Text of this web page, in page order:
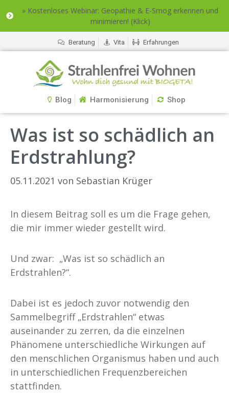
» Kostenloses Webinar: Geopathie & E-Smog erkennen und
minimieren! (Klick)
Beratung Vita Erfahrungen
Blog Harmonisierung Shop
Was ist so schädlich an
Erdstrahlung?
05.11.2021 von Sebastian Krüger
In diesem Beitrag soll es um die Frage gehen,
die mir immer wieder gestellt wird.
Und zwar: „Was ist so schädlich an
Erdstrahlen?“.
Dabei ist es jedoch zuvor notwendig den
Sammelbegriff „Erdstrahlen“ etwas
auseinander zu zerren, da die einzelnen
Phänomene unterschiedliche Wirkungen auf
den menschlichen Organismus haben und auch
in unterschiedlichen Frequenzbereichen
stattfinden.